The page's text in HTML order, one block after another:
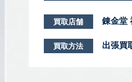
買取店舗 錬金堂
買取方法 出張買